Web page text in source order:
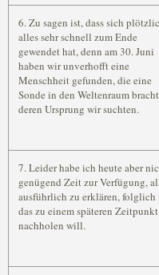
6. Zu sagen ist, dass sich
alles sehr schnell zum Ende
gewendet hat, denn am 30. Juni
haben wir unverhofft eine
Menschheit gefunden, die eine
Sonde in den Weltenraum
deren Ursprung wir suchten.
7. Leider habe ich heute aber
genügend Zeit zur Verfügung,
ausführlich zu erklären, folglich
das zu einem späteren Zeitpunkt
nachholen will.